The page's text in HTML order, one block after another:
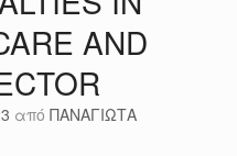
AND
από ΠΑΝΑΓΙΩΤΑ